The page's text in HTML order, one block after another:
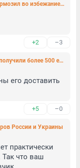
В центре Петербурга троллейбус резко затормозил во избежание ДТП. Две пассажирки пострадали
+2 –3
Пулково: пассажиры рейсов из Антальи не получили более 500 единиц багажа
его доставить
+5 –0
России и Украины
практически
что ваш